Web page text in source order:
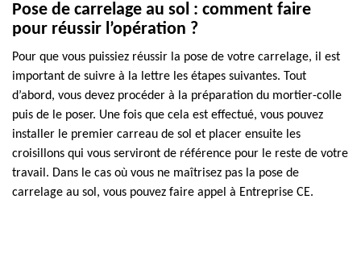
Pose de carrelage au sol : comment faire
pour réussir l’opération ?
Pour que vous puissiez réussir la pose de votre carrelage, il est
important de suivre à la lettre les étapes suivantes. Tout
d’abord, vous devez procéder à la préparation du mortier-colle
puis de le poser. Une fois que cela est effectué, vous pouvez
installer le premier carreau de sol et placer ensuite les
croisillons qui vous serviront de référence pour le reste de votre
travail. Dans le cas où vous ne maîtrisez pas la pose de
carrelage au sol, vous pouvez faire appel à Entreprise CE.